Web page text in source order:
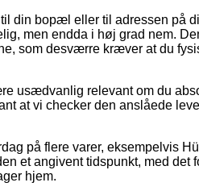
din bopæl eller til adressen på
men endda i høj grad nem.
som desværre kræver at du
usædvanlig relevant om du
at vi checker den anslåede
på flere varer, eksempelvis
et angivent tidspunkt, med det
hjem.